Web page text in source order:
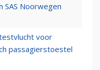
SAS Noorwegen
voor
passagierstoestel